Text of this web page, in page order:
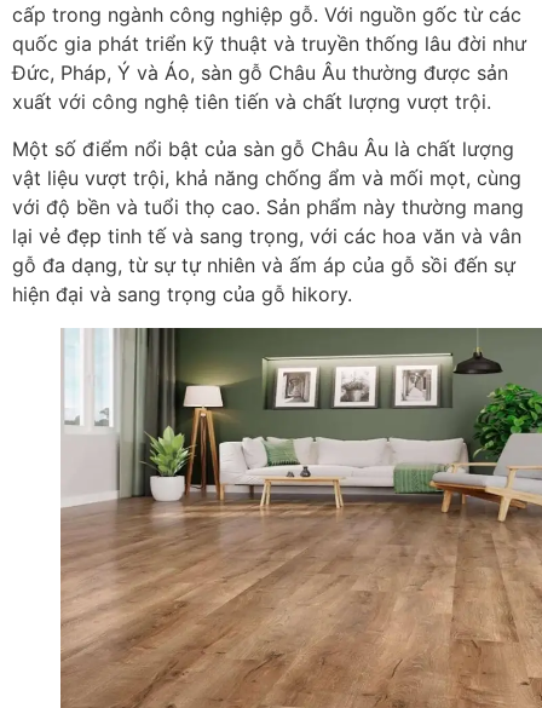
cấp trong ngành công nghiệp gỗ. Với nguồn gốc từ các
quốc gia phát triển kỹ thuật và truyền thống lâu đời như
Đức, Pháp, Ý và Áo, sàn gỗ Châu Âu thường được sản
xuất với công nghệ tiên tiến và chất lượng vượt trội.
Một số điểm nổi bật của sàn gỗ Châu Âu là chất lượng
vật liệu vượt trội, khả năng chống ẩm và mối mọt, cùng
với độ bền và tuổi thọ cao. Sản phẩm này thường mang
lại vẻ đẹp tinh tế và sang trọng, với các hoa văn và vân
gỗ đa dạng, từ sự tự nhiên và ấm áp của gỗ sồi đến sự
hiện đại và sang trọng của gỗ hikory.